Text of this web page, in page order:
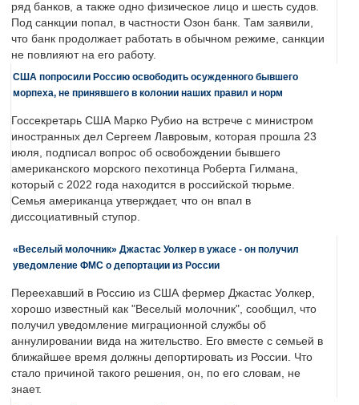
ряд банков, а также одно физическое лицо и шесть судов.
Под санкции попал, в частности Озон банк. Там заявили,
что банк продолжает работать в обычном режиме, санкции
не повлияют на его работу.
США попросили Россию освободить осужденного бывшего
морпеха, не принявшего в колонии наших правил и норм
Госсекретарь США Марко Рубио на встрече с министром
иностранных дел Сергеем Лавровым, которая прошла 23
июля, подписал вопрос об освобождении бывшего
американского морского пехотинца Роберта Гилмана,
который с 2022 года находится в российской тюрьме.
Семья американца утверждает, что он впал в
диссоциативный ступор.
«Веселый молочник» Джастас Уолкер в ужасе - он получил
уведомление ФМС о депортации из России
Переехавший в Россию из США фермер Джастас Уолкер,
хорошо известный как "Веселый молочник", сообщил, что
получил уведомление миграционной службы об
аннулировании вида на жительство. Его вместе с семьей в
ближайшее время должны депортировать из России. Что
стало причиной такого решения, он, по его словам, не
знает.